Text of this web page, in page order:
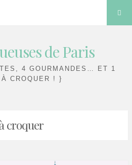
de Paris
4 GOURMANDES… ET 1
CROQUER ! }
croquer